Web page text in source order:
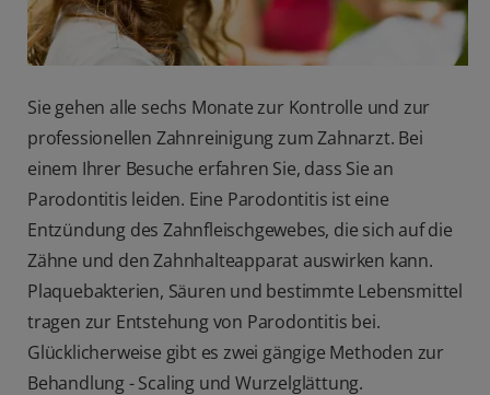
Sie gehen alle sechs Monate zur Kontrolle und zur
professionellen Zahnreinigung zum Zahnarzt. Bei
einem Ihrer Besuche erfahren Sie, dass Sie an
Parodontitis leiden. Eine Parodontitis ist eine
Entzündung des Zahnfleischgewebes, die sich auf die
Zähne und den Zahnhalteapparat auswirken kann.
Plaquebakterien, Säuren und bestimmte Lebensmittel
tragen zur Entstehung von Parodontitis bei.
Glücklicherweise gibt es zwei gängige Methoden zur
Behandlung - Scaling und Wurzelglättung.